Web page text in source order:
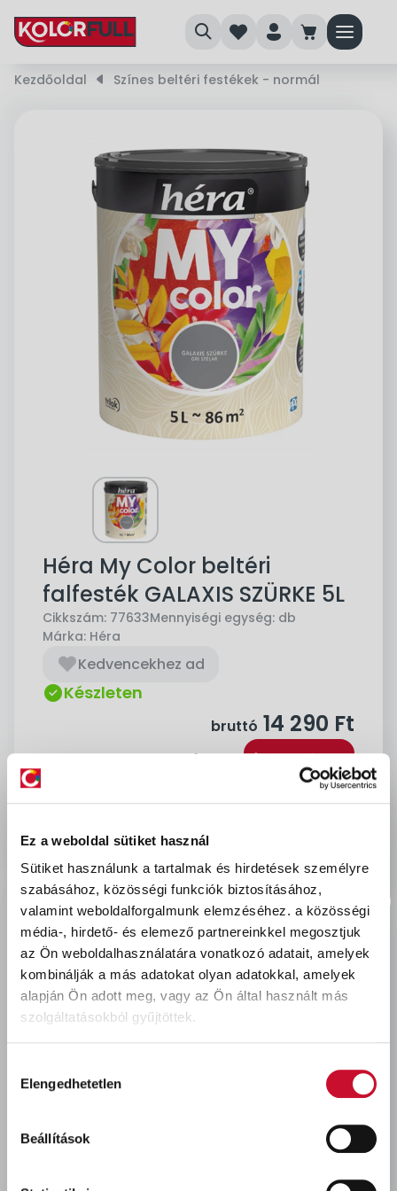
Ez a weboldal sütiket használ
Sütiket használunk a tartalmak és hirdetések személyre
szabásához, közösségi funkciók biztosításához,
valamint weboldalforgalmunk elemzéséhez. a közösségi
média-, hirdető- és elemező partnereinkkel megosztjuk
az Ön weboldalhasználatára vonatkozó adatait, amelyek
kombinálják a más adatokat olyan adatokkal, amelyek
alapján Ön adott meg, vagy az Ön által használt más
szolgáltatásokból gyűjtöttek.
kiválasztása
Elengedhetetlen
Beállítások
search heart person cart menu
Kezdőoldal right_small Színes beltéri festékek - normál
Héra My Color beltéri
falfesték GALAXIS SZÜRKE 5L
Cikkszám: 77633Mennyiségi egység: db
Márka: Héra
Kedvencekhez ad
Készleten
bruttó 14 290 Ft
Kosárba
delivery Szállítási díjak:
Kiszállítás - MPL csomagfeladás:
Utoljára megtekintett termékek